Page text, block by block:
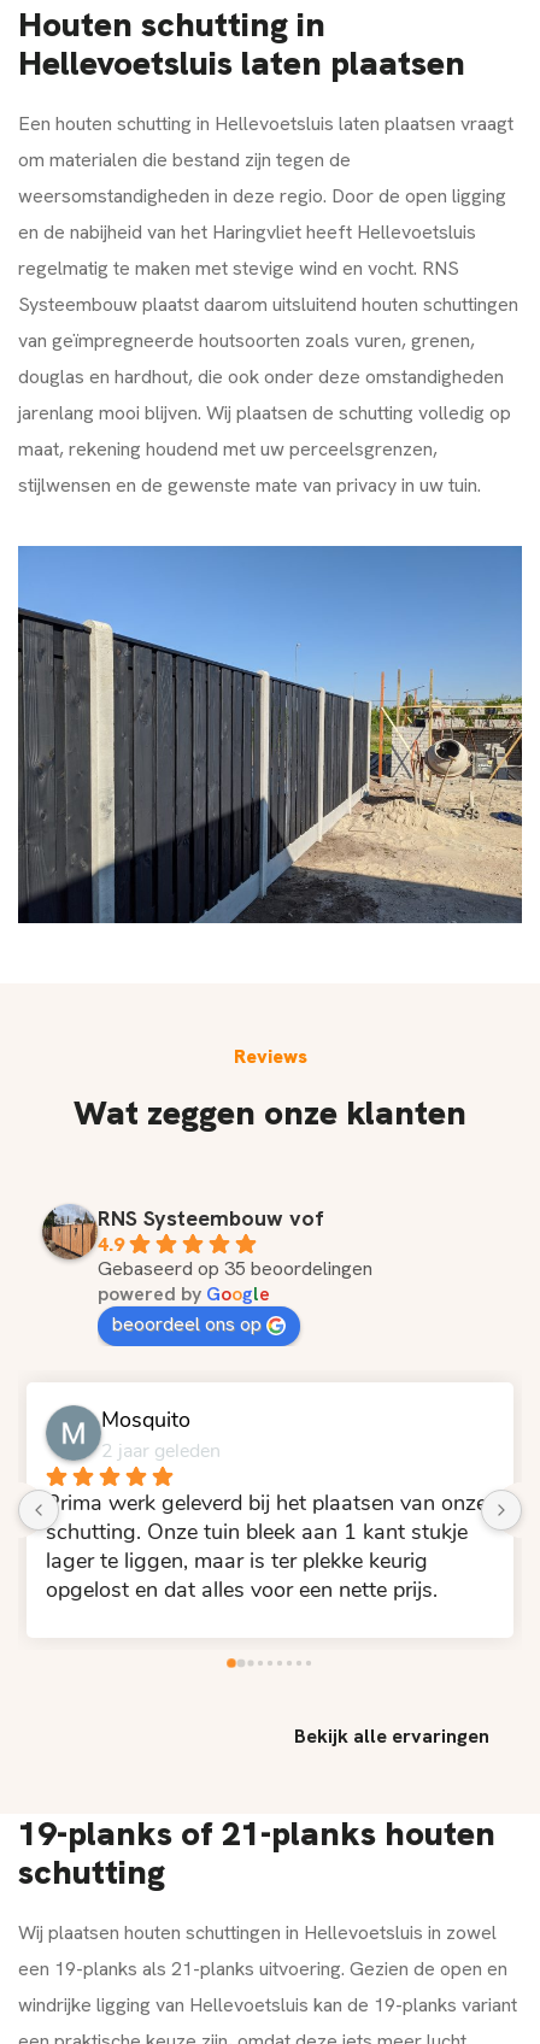
Houten schutting in
Hellevoetsluis laten plaatsen
Een houten schutting in Hellevoetsluis laten plaatsen vraagt
om materialen die bestand zijn tegen de
weersomstandigheden in deze regio. Door de open ligging
en de nabijheid van het Haringvliet heeft Hellevoetsluis
regelmatig te maken met stevige wind en vocht. RNS
Systeembouw plaatst daarom uitsluitend houten schuttingen
van geïmpregneerde houtsoorten zoals vuren, grenen,
douglas en hardhout, die ook onder deze omstandigheden
jarenlang mooi blijven. Wij plaatsen de schutting volledig op
maat, rekening houdend met uw perceelsgrenzen,
stijlwensen en de gewenste mate van privacy in uw tuin.
Reviews
Wat zeggen onze klanten
RNS Systeembouw vof
4.9
Gebaseerd op 35 beoordelingen
powered by Google
beoordeel ons op
hans hanssen
2 jaar geleden
Goed gewerkt! En snel!????
Bekijk alle ervaringen
19-planks of 21-planks houten
schutting
Wij plaatsen houten schuttingen in Hellevoetsluis in zowel
een 19-planks als 21-planks uitvoering. Gezien de open en
windrijke ligging van Hellevoetsluis kan de 19-planks variant